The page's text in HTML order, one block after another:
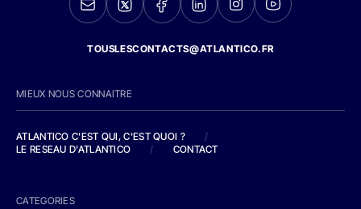
TOUSLESCONTACTS@ATLANTICO.FR
MIEUX NOUS CONNAITRE
ATLANTICO C'EST QUI, C'EST QUOI ?
/
LE RESEAU D'ATLANTICO
/ CONTACT
CATEGORIES